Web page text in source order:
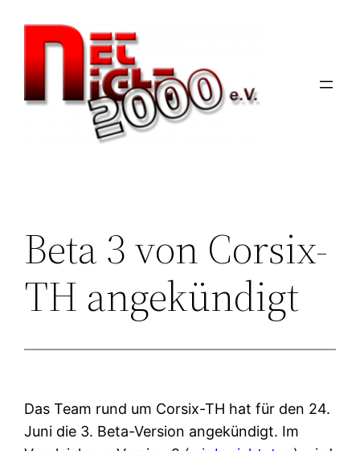
Inhalt
springen
Beta 3 von Corsix-
TH angekündigt
Das Team rund um Corsix-TH hat für den 24.
Juni die 3. Beta-Version angekündigt. Im